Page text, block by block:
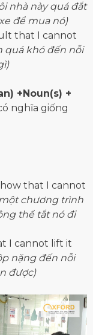
nhà này quá đắt
để mua nó)
that I cannot
quá khó đến nỗi
+Noun(s) +
nghĩa giống
that I cannot
chương trình
thể tắt nó đi
I cannot lift it
nặng đến nỗi
được)